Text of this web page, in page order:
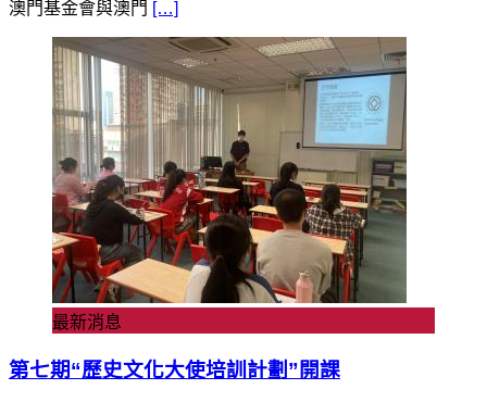
澳門基金會與澳門 […]
最新消息
第七期“歷史文化大使培訓計劃”開課